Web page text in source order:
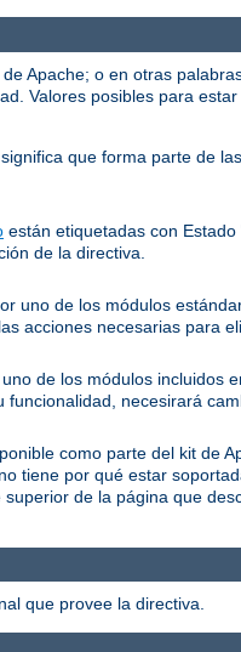
Apache; o en otras
Valores posibles para
que forma parte de
están etiquetadas con
de la directiva.
uno de los módulos
acciones necesarias para
de los módulos incluidos
necesirará
como parte del kit de
tiene por qué estar
de la página que
que provee la directiva.